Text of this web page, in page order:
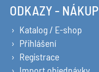
ODKAZY - NÁKUP
Katalog / E-shop
Přihlášení
Registrace